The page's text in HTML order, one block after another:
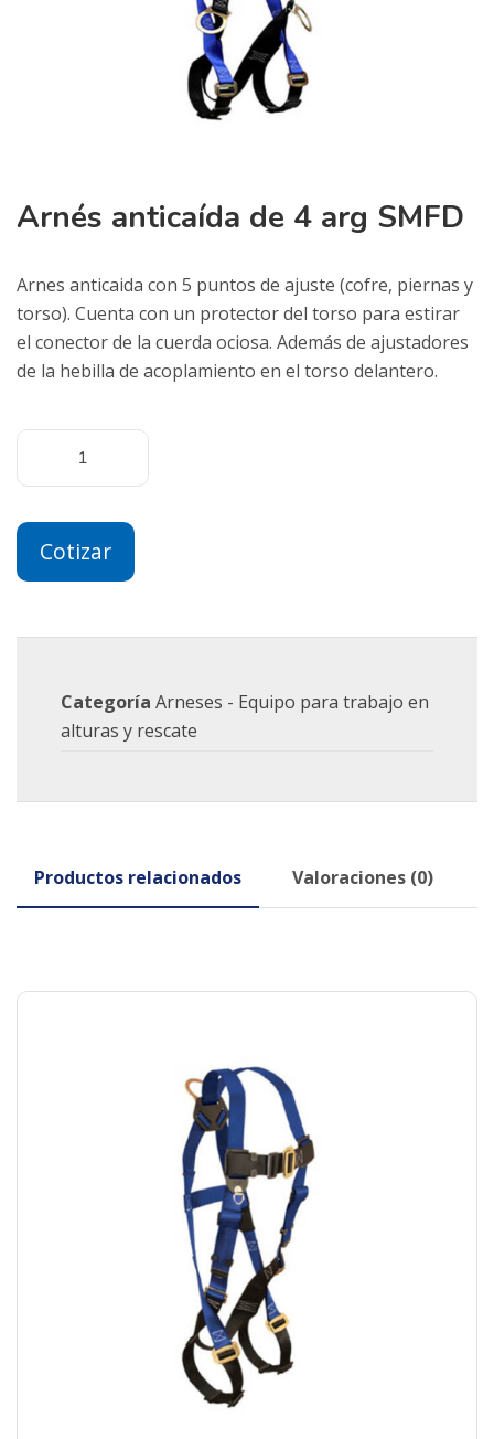
Arnés anticaída de 4 arg SMFD
Arnes anticaida con 5 puntos de ajuste (cofre, piernas y
torso). Cuenta con un protector del torso para estirar
el conector de la cuerda ociosa. Además de ajustadores
de la hebilla de acoplamiento en el torso delantero.
Cotizar
Categoría Arneses - Equipo para trabajo en
alturas y rescate
Productos relacionados Valoraciones (0)